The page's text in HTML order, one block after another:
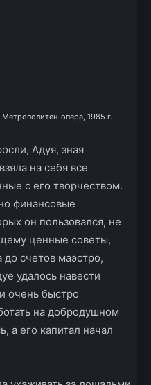
опера, 1985 г.
Адуя, зная
на себя все
с его творчеством.
финансовые
он пользовался, не
ценные советы,
до счетов маэстро,
удалось навести
очень быстро
на добродушном
а его капитал начал